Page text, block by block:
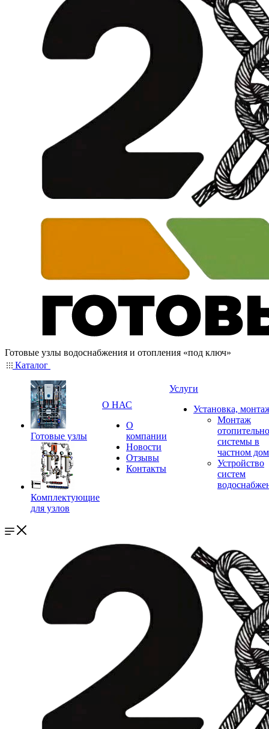
Готовые узлы водоснабжения и отопления «под ключ»
Каталог
Готовые узлы
Комплектующие
для узлов
О НАС
О
компании
Новости
Отзывы
Контакты
Услуги
Установка,
Монтаж
системы в
частном
Устройство
систем